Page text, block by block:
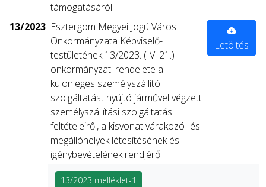
támogatásáról
13/2023 Esztergom Megyei Jogú Város
Önkormányzata Képviselő-
testületének 13/2023. (IV. 21.)
önkormányzati rendelete a
különleges személyszállító
szolgáltatást nyújtó járművel végzett
személyszállítási szolgáltatás
feltételeiről, a kisvonat várakozó- és
megállóhelyek létesítésének és
igénybevételének rendjéről.
Letöltés
13/2023 melléklet-1